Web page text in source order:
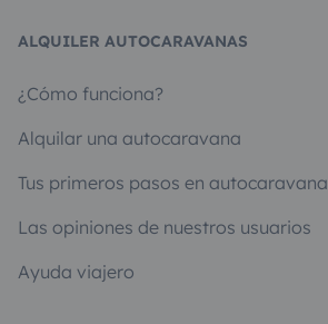
ALQUILER AUTOCARAVANAS
¿Cómo funciona?
Alquilar una autocaravana
Tus primeros pasos en autocaravana
Las opiniones de nuestros usuarios
Ayuda viajero